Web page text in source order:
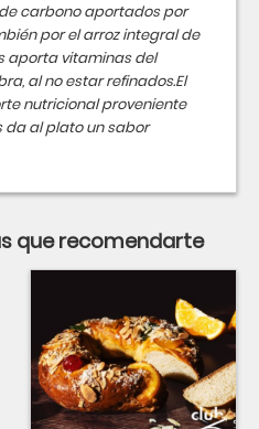
carbono aportados por
por el arroz integral de
aporta vitaminas del
al no estar refinados.El
nutricional proveniente
da al plato un sabor
que recomendarte